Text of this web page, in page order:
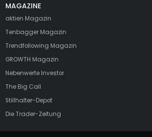
MAGAZINE
aktien Magazin
Tenbagger Magazin
Trendfollowing Magazin
GROWTH Magazin
Nebenwerte Investor
The Big Call
Stillhalter-Depot
Die Trader-Zeitung